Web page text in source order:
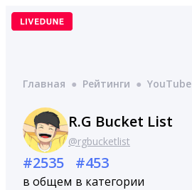
Перейти
Главная ● Рейтинги ● YouTube
R.G Bucket List
@rgbucketlist
#2535
в общем
#453
в категории